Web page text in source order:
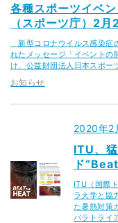
各種スポーツイベ
（スポーツ庁）2月
新型コロナウイルス感染症
れたメッセージ「イベント
け、公益財団法人日本スポ
お知らせ
2020年2
ITU、
ド
ITU（国際
ラ大学と協
た暑熱対策
パラトライ